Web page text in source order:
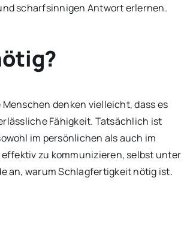
scharfsinnigen Antwort erlernen.
denken vielleicht, dass es
Fähigkeit. Tatsächlich ist
im persönlichen als auch im
zu kommunizieren, selbst unter
an, warum Schlagfertigkeit nötig ist.